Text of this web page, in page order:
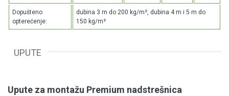
Dopušteno
opterećenje:
dubina 3 m do 200 kg/m², dubina 4 m i 5 m do
150 kg/m²
UPUTE
Upute za montažu Premium nadstrešnica